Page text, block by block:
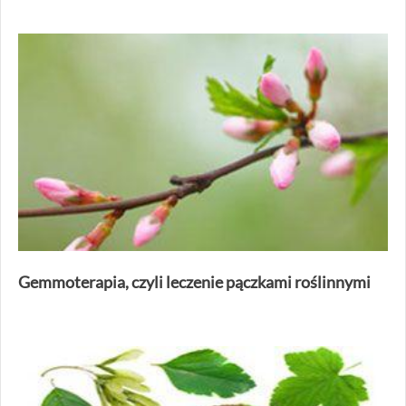
Gemmoterapia, czyli leczenie pączkami roślinnymi